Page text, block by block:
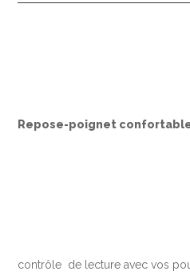
Repose-poignet
contrôle de lecture avec vos